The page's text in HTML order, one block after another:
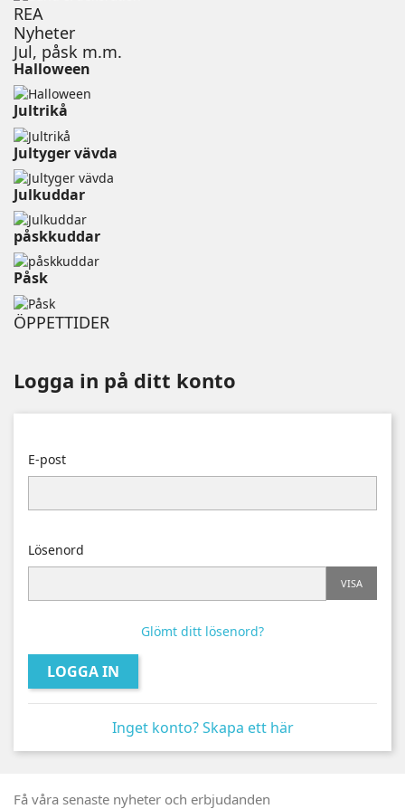
REA
Nyheter
Jul, påsk m.m.
Halloween
Jultrikå
Jultyger vävda
Julkuddar
påskkuddar
Påsk
ÖPPETTIDER
Logga in på ditt konto
E-post
Lösenord
VISA
Glömt ditt lösenord?
LOGGA IN
Inget konto? Skapa ett här
Få våra senaste nyheter och erbjudanden